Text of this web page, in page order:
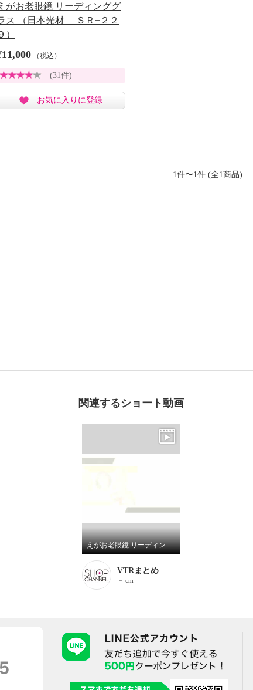
がお老眼鏡 リーディンググ
ス （日本光材 ＳＲ−２２
）
（税込）
(31件)
お気に入りに登録
1件〜1件 (全1商品)
関連するショート動画
えがお老眼鏡 リーディンググラス （日本光材 ＳＲ－２２９）
VTRまとめ
－ cm